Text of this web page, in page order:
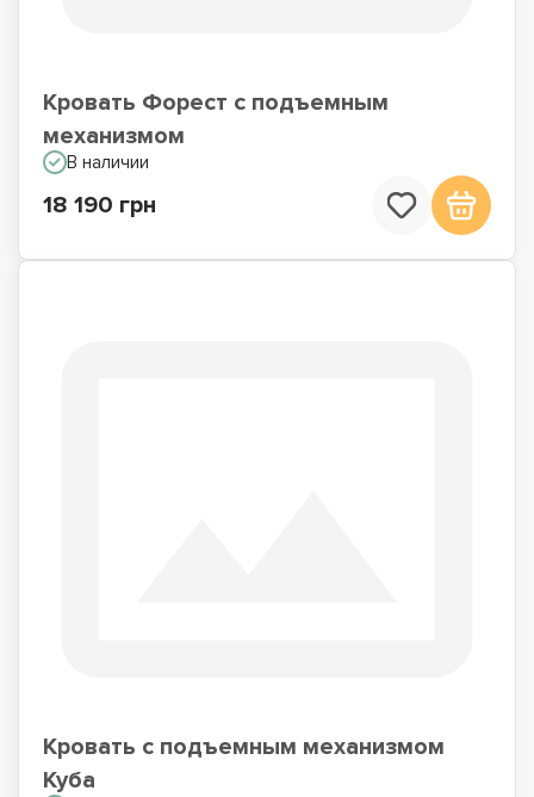
Кровать Форест с подъемным
механизмом
В наличии
18 190 грн
Кровать с подъемным механизмом
Куба